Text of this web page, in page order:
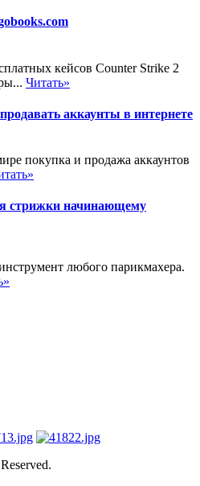
кейсов Counter Strike 2
Читать»
аккаунты в интернете
покупка и продажа аккаунтов
стрижки начинающему
любого парикмахера.